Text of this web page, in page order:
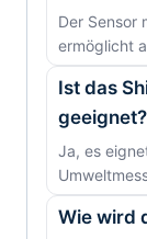
Der Sensor
ermöglicht
Ist das
geeignet?
Ja, es
Wie wird